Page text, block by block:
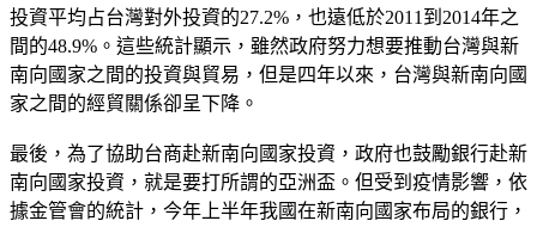
投資平均占台灣對外投資的27.2%，也遠低於2011到2014年之
間的48.9%。這些統計顯示，雖然政府努力想要推動台灣與新
南向國家之間的投資與貿易，但是四年以來，台灣與新南向國
家之間的經貿關係卻呈下降。
最後，為了協助台商赴新南向國家投資，政府也鼓勵銀行赴新
南向國家投資，就是要打所謂的亞洲盃。但受到疫情影響，依
據金管會的統計，今年上半年我國在新南向國家布局的銀行，